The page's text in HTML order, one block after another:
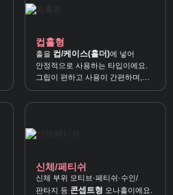
컵홀형
홀을 컵/케이스(홀더)에 넣어
안정적으로 사용하는 타입이에요.
그립이 편하고 사용이 간편하며,
텐가 플립홀같은 구조가
대표적입니다.
신체/페티쉬
신체 부위 모티브·페티쉬·수인/
판타지 등 콘셉트형 오나홀이에요.